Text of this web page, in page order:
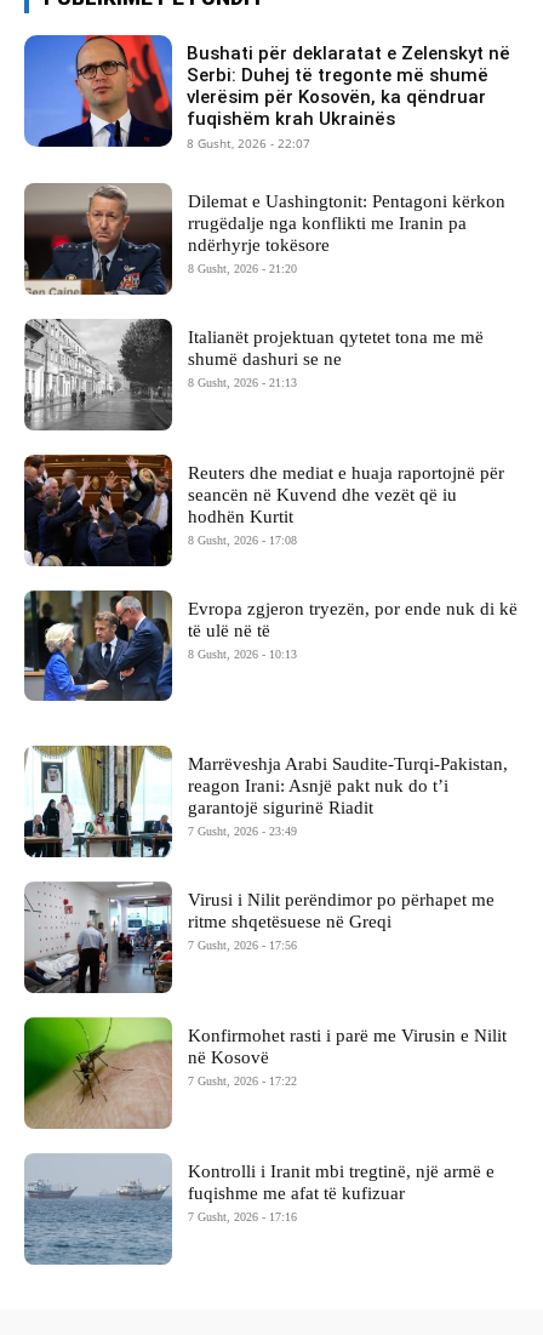
Bushati për deklaratat e Zelenskyt në
Serbi: Duhej të tregonte më shumë
vlerësim për Kosovën, ka qëndruar
fuqishëm krah Ukrainës
8 Gusht, 2026 - 22:07
Dilemat e Uashingtonit: Pentagoni kërkon
rrugëdalje nga konflikti me Iranin pa
ndërhyrje tokësore
8 Gusht, 2026 - 21:20
Italianët projektuan qytetet tona me më
shumë dashuri se ne
8 Gusht, 2026 - 21:13
Reuters dhe mediat e huaja raportojnë për
seancën në Kuvend dhe vezët që iu
hodhën Kurtit
8 Gusht, 2026 - 17:08
Evropa zgjeron tryezën, por ende nuk di kë
të ulë në të
8 Gusht, 2026 - 10:13
Marrëveshja Arabi Saudite-Turqi-Pakistan,
reagon Irani: Asnjë pakt nuk do t’i
garantojë sigurinë Riadit
7 Gusht, 2026 - 23:49
Virusi i Nilit perëndimor po përhapet me
ritme shqetësuese në Greqi
7 Gusht, 2026 - 17:56
Konfirmohet rasti i parë me Virusin e Nilit
në Kosovë
7 Gusht, 2026 - 17:22
Kontrolli i Iranit mbi tregtinë, një armë e
fuqishme me afat të kufizuar
7 Gusht, 2026 - 17:16